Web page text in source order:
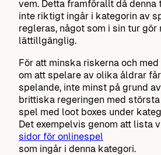
vem. Detta framförallt då denna
inte riktigt ingår i kategorin av
regleras, något som i sin tur gör
lättillgänglig.
För att minska riskerna och
om att spelare av olika åldrar
spelande, inte minst på grund
brittiska regeringen med
spel med loot boxes under
Det exempelvis genom att lista
sidor för onlinespel
som ingår i denna kategori.